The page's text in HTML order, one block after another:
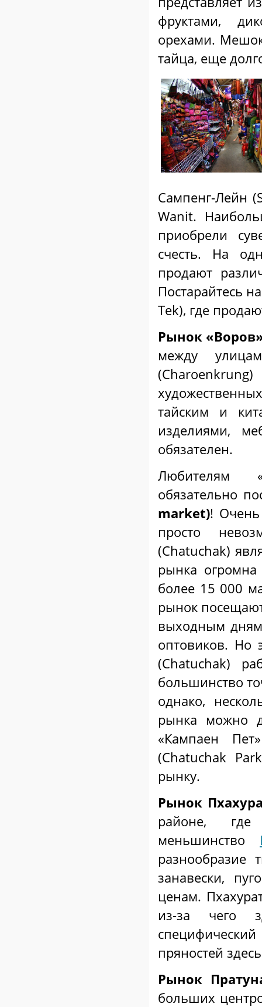
фруктами,
орехами.
тайца, еще
Сампенг-Лейн
Wanit.
приобрели
счесть. На
продают
Постарайтесь
Tek), где
Рынок
между
(Charoenkrung)
тайским и
изделиями,
обязателен.
Любителям
обязательно
market)! Очень
просто
(Chatuchak)
рынка
более 15 000
рынок
выходным
оптовиков. Но
(Chatuchak)
большинство
однако,
рынка можно
«Кампаен
(Chatuchak
рынку.
Рынок
районе, где
меньшинство
разнообразие
занавески,
ценам.
из-за чего
пряностей
Рынок
больших